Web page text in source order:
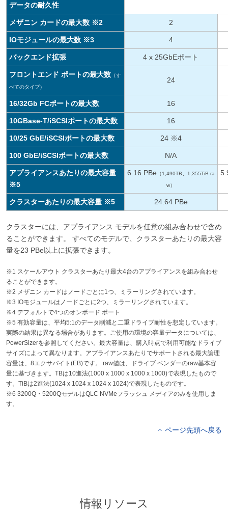
データの耐久性
メザニン カードの最大数 ※2 2
IOモジュールの最大数 ※3 4
バックエンド拡張 4 x 25GbEポート
フロントエンド ポートの最大数（す
べてのタイプ）
24
16/32Gb FCポートの最大数 16
10GBase-T/iSCSIポートの最大数 16
10/25 GbE/iSCSIポートの最大数 24 ※4
100 GbE/iSCSIポートの最大数 N/A
アプライアンスあたりの最大容量
※5
6.16 PBe （1,490TB、1,355TiB ra
w）
クラスターあたりの最大容量 ※5 24.64 PBe
クラスターには、アプライアンス モデルを任意の組み合わせで含め
ることができます。 すべてのモデルで、クラスターあたりの最大容
量を23 PBe以上に拡張できます。
※1 スケールアウト クラスターあたり最大4台のアプライアンスを組み合わせ
ることができます。
※2 メザニン カードはノードごとに1つ、ミラーリングされています。
※3 IOモジュールはノードごとに2つ、ミラーリングされています。
※4 デフォルトで4つのオンボード ポート
※5 有効容量は、平均5:1のデータ削減と二重ドライブ耐性を想定しています。
実際の結果は異なる場合があります。ご使用の環境の容量データについては、
PowerSizerを参照してください。最大容量は、購入時点で利用可能なドライブ
サイズによって異なります。アプライアンスあたりでサポートされる最大論理
容量は、8エクサバイト(EB)です。 raw値は、ドライブ ベンダーのraw基本容
量に基づきます。TBは10進法(1000 x 1000 x 1000 x 1000)で表現したもので
す。TiBは2進法(1024 x 1024 x 1024 x 1024)で表現したものです。
※6 3200Q・5200QモデルはQLC NVMeフラッシュ メディアのみを使用しま
す。
ページ先頭へ戻る
情報リソース